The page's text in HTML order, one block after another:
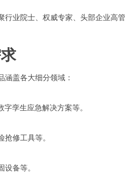
业院士、权威专家、头部企业高
盖各大细分领域：
孪生应急解决方案等。
修工具等。
备等。